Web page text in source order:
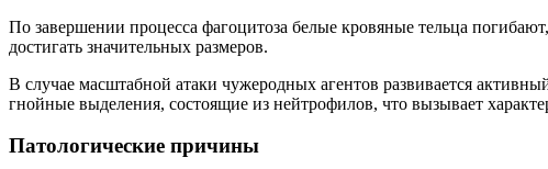
По завершении процесса фагоцитоза белые кровяные тельца
достигать значительных размеров.
В случае масштабной атаки чужеродных агентов развивается
гнойные выделения, состоящие из нейтрофилов, что вызывает
Патологические причины